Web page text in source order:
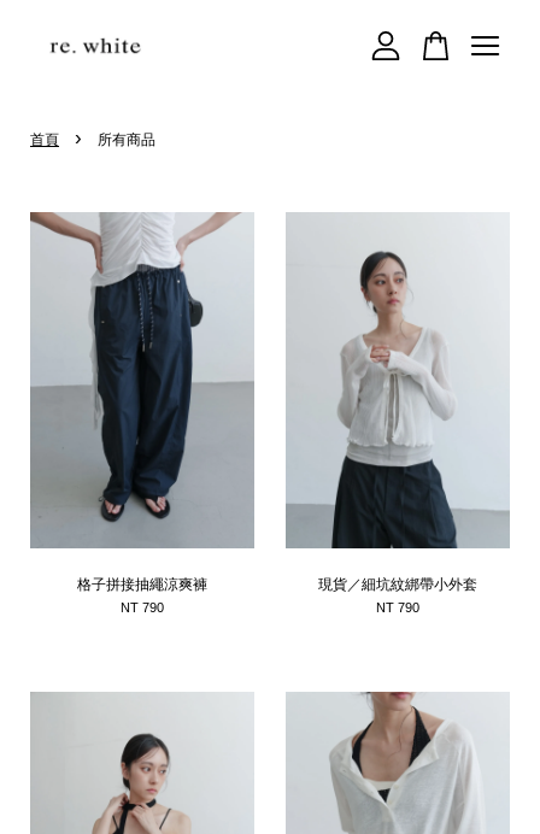
首頁 › 所有商品
格子拼接抽繩涼爽褲
NT 790
現貨／細坑紋綁帶小外套
NT 790
您的購物車目前還是空的。